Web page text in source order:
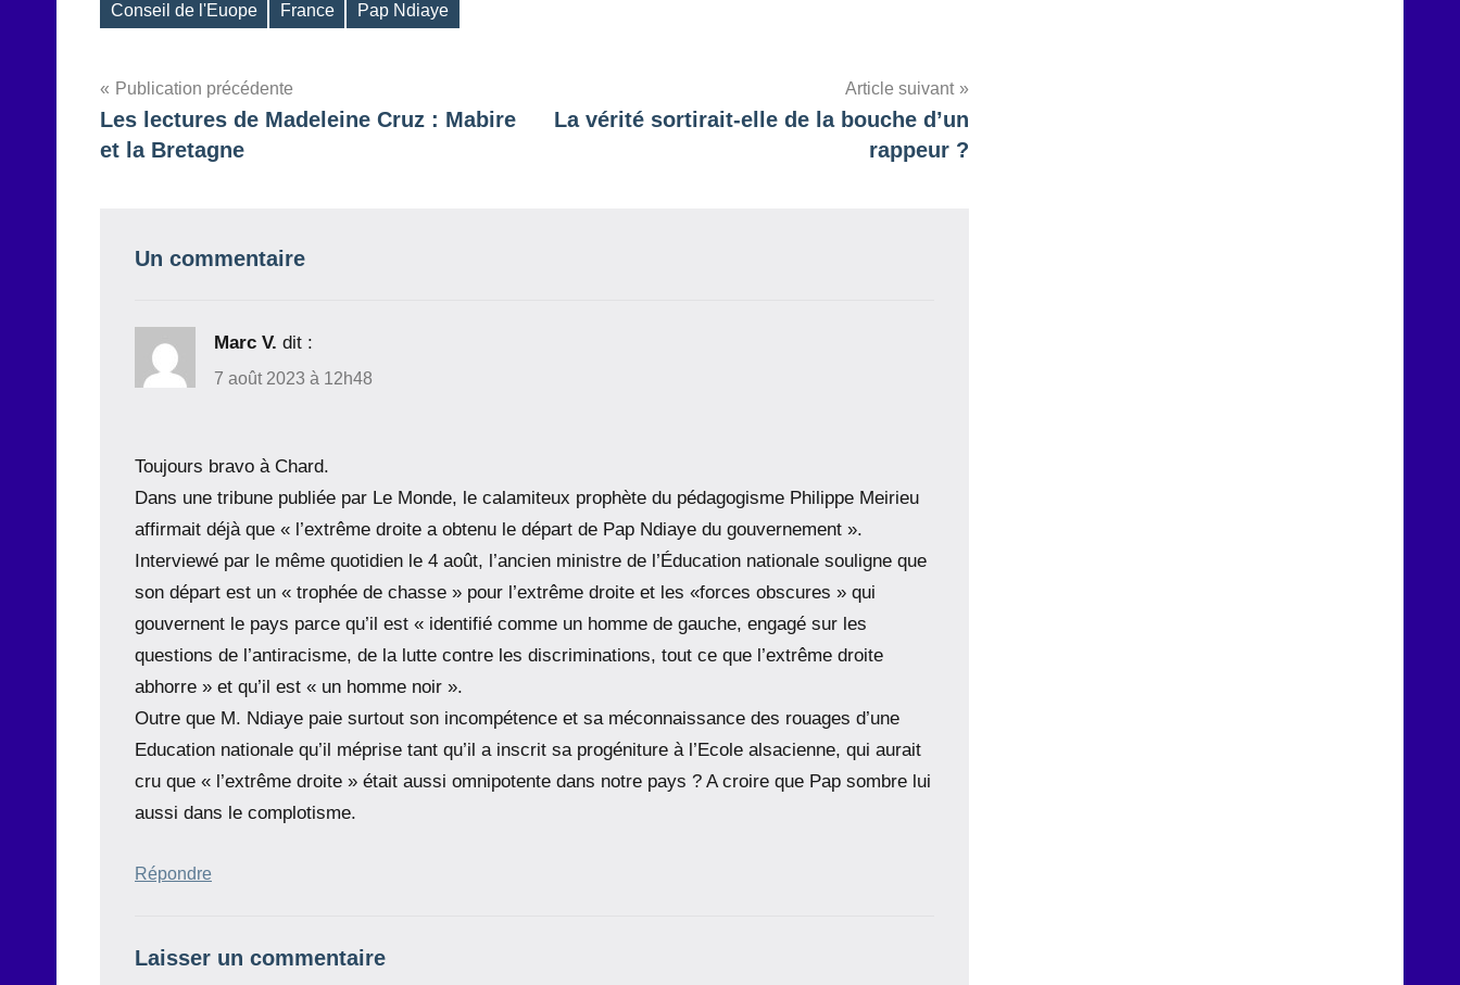
Étiquettes
Conseil de l'Euope France Pap Ndiaye
Navigation
de
Publication précédente
Les lectures de Madeleine Cruz : Mabire
et la Bretagne
Article suivant
La vérité sortirait-elle de la bouche d’un
rappeur ?
Un commentaire
Marc V. dit :
7 août 2023 à 12h48
Toujours bravo à Chard.
Dans une tribune publiée par Le Monde, le calamiteux prophète du pédagogisme Philippe Meirieu
affirmait déjà que « l’extrême droite a obtenu le départ de Pap Ndiaye du gouvernement ».
Interviewé par le même quotidien le 4 août, l’ancien ministre de l’Éducation nationale souligne que
son départ est un « trophée de chasse » pour l’extrême droite et les «forces obscures » qui
gouvernent le pays parce qu’il est « identifié comme un homme de gauche, engagé sur les
questions de l’antiracisme, de la lutte contre les discriminations, tout ce que l’extrême droite
abhorre » et qu’il est « un homme noir ».
Outre que M. Ndiaye paie surtout son incompétence et sa méconnaissance des rouages d’une
Education nationale qu’il méprise tant qu’il a inscrit sa progéniture à l’Ecole alsacienne, qui aurait
cru que « l’extrême droite » était aussi omnipotente dans notre pays ? A croire que Pap sombre lui
aussi dans le complotisme.
Répondre
Laisser un commentaire